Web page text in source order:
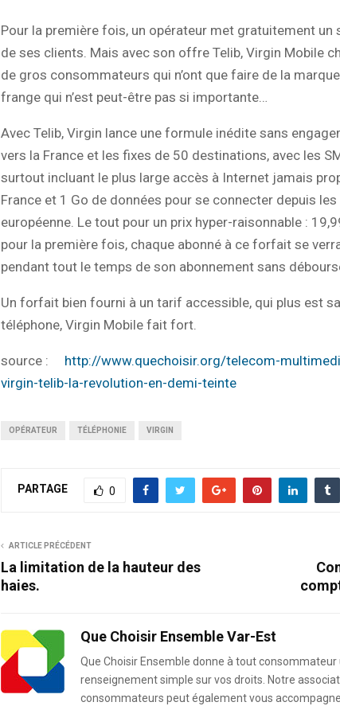
Pour la première fois, un opérateur met gratuitement
de ses clients. Mais avec son offre Telib, Virgin Mobile
de gros consommateurs qui n’ont que faire de la
frange qui n’est peut-être pas si importante…
Avec Telib, Virgin lance une formule inédite sans
vers la France et les fixes de 50 destinations, avec les
surtout incluant le plus large accès à Internet jamais
France et 1 Go de données pour se connecter depuis les
européenne. Le tout pour un prix hyper-raisonnable :
pour la première fois, chaque abonné à ce forfait se
pendant tout le temps de son abonnement sans
Un forfait bien fourni à un tarif accessible, qui plus est
téléphone, Virgin Mobile fait fort.
source :
http://www.quechoisir.org/telecom-
virgin-telib-la-revolution-en-demi-teinte
OPÉRATEUR TÉLÉPHONIE VIRGIN
PARTAGE 0
ARTICLE PRÉCÉDENT
La limitation de la hauteur des
haies.
Que Choisir Ensemble Var-Est
Que Choisir Ensemble donne à tout
renseignement simple sur vos droits. Notre
consommateurs peut également vous